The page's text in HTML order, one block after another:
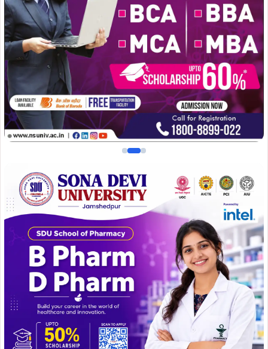
कपाली ओपी की संयुक्त टीम द्वारा डोबो पुल के समीप सघन एंटी ड्रंक
एंड ड्राइव अभियान चलाया गया. अभियान के दौरान सड़क से गुजरने
वाले वाहनों की गहन जांच की गई तथा शराब पीकर वाहन चलाने वालों
पर विशेष नजर रखी गई.
प्रशासनिक अधिकारियों के नेतृत्व में चलाए गए इस अभियान के दौरान
दोपहिया और चारपहिया वाहनों को रोककर चालकों की ब्रेथ एनालाइजर
मशीन से जांच की गई। वहीं संदिग्ध गतिविधियों में शामिल लोगों,
असामाजिक तत्वों और सड़क पर हुड़दंग करने वालों को कड़ी चेतावनी
भी दी गई.